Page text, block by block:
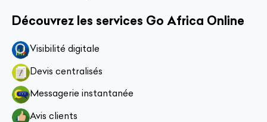
Découvrez les services Go Africa Online
Visibilité digitale
Devis centralisés
Messagerie instantanée
Avis clients